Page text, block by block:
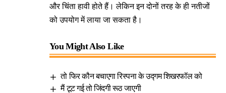
और चिंता हावी होते हैं। लेकिन इन दोनों तरह के ही नतीजों
को उपयोग में लाया जा सकता है।
You Might Also Like
तो फिर कौन बचाएगा रिस्पना के उद्गम शिखरफॉल को
मैं टूट गई तो जिंदगी रूठ जाएगी